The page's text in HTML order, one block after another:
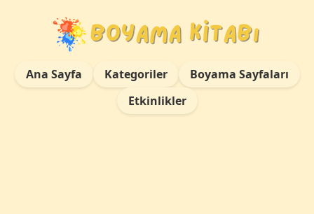
Ana Sayfa Kategoriler
Boyama Sayfaları
Etkinlikler